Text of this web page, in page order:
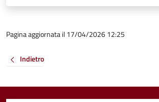
Pagina aggiornata il 17/04/2026 12:25
Indietro